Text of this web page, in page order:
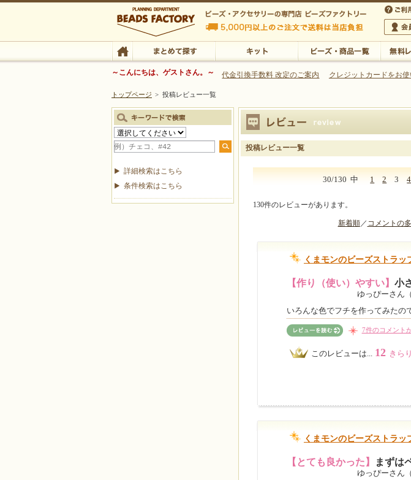
ビーズファクトリー ビーズ・パーツ・金具など・アクセサリーの専門店
ビーズ・アクセサリーの専門店 ビーズファクトリー 5,000円
ビーズ・アクセサリーの専門店 ビーズファクトリー 5,000円以上のご注文で送料は当店が負
会員マ
TOP まとめて探す
～こんにちは、ゲストさん。～ 代金引換手数料 改定のご案内 クレジットカードをお
トップページ > 投稿レビュー一覧
投稿レビュー一覧
30/130 中 1 2 34
130件のレビューがあります。
新着順／ コメントの
くまモンのビーズストラッ
【作り（使い）やすい】 小
ゆっぴーさん
いろんな色でフチを作ってみたの
7件のコメント
このレビューは... 12 きら
くまモンのビーズストラッ
【とても良かった】 まずは
ゆっぴーさん
詳細検索はこちら
条件検索はこちら